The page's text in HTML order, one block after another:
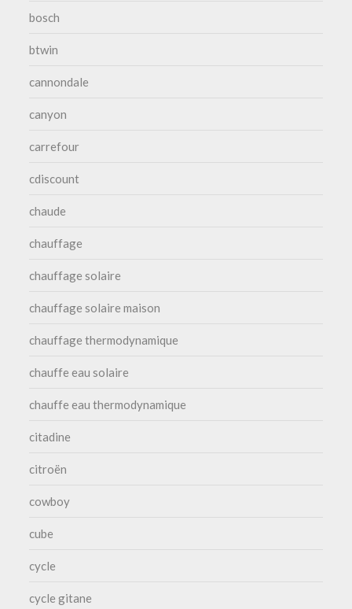
bosch
btwin
cannondale
canyon
carrefour
cdiscount
chaude
chauffage
chauffage solaire
chauffage solaire maison
chauffage thermodynamique
chauffe eau solaire
chauffe eau thermodynamique
citadine
citroën
cowboy
cube
cycle
cycle gitane